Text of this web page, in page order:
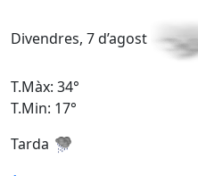
Divendres, 7 d’agost
T.Màx: 34°
T.Min: 17°
Tarda